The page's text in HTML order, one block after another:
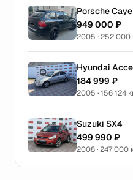
Porsche
949 000 ₽
2005 · 252 000
Hyundai
184 999 ₽
2005 · 156 124
Suzuki SX4
499 990 ₽
2008 · 247 000